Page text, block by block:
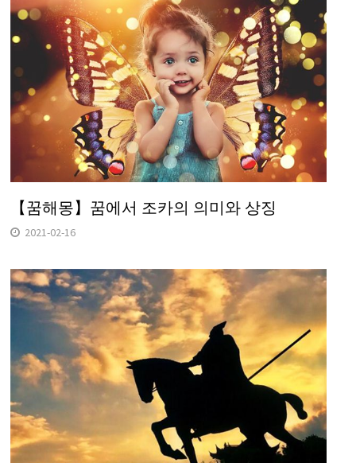
【꿈해몽】꿈에서 조카의 의미와 상징
2021-02-16